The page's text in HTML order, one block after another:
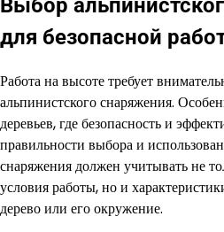
Выбор
для безопасной
Работа на высоте требует
альпинистского снаряжения.
деревьев, где безопасность и
правильности выбора и
снаряжения должен учитывать не
условия работы, но и
дерево или его окружение.